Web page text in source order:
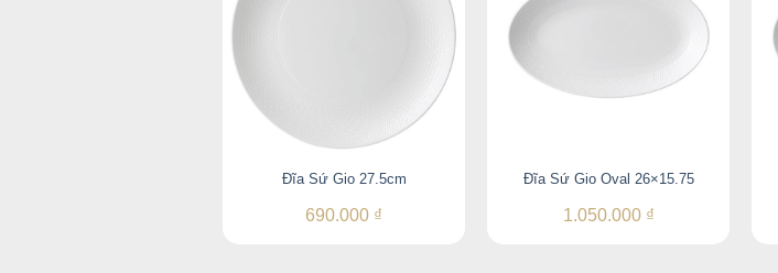
Đĩa Sứ Gio 27.5cm
690.000 ₫
Đĩa Sứ Gio Oval 26×15.75
1.050.000 ₫